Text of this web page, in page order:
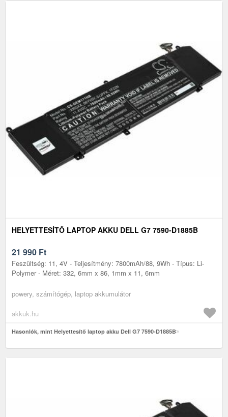
HELYETTESÍTŐ LAPTOP AKKU DELL G7 7590-D1885B
21 990 Ft
Feszültség: 11, 4V - Teljesítmény: 7800mAh/88, 9Wh - Típus: Li-
Polymer - Méret: 332, 6mm x 86, 1mm x 11, 6mm
powery, számítógép, laptop akkumulátor
akkuk.hu
Hasonlók, mint Helyettesítő laptop akku Dell G7 7590-D1885B